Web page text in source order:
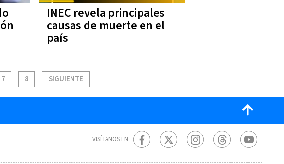
INEC revela principales
causas de muerte en el
país
7 8 SIGUIENTE
VISÍTANOS EN